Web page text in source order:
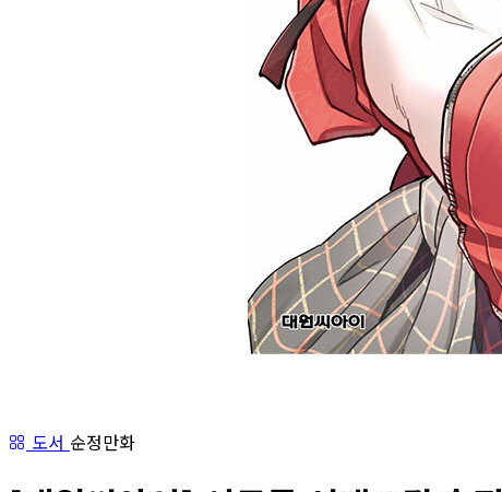
도서 순정만화